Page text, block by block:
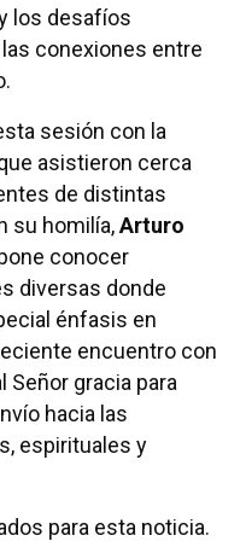
los desafíos
conexiones entre
sesión con la
asistieron cerca
de distintas
su homilía,Arturo
conocer
diversas donde
énfasis en
encuentro con
Señor gracia para
hacia las
espirituales y
para esta noticia.